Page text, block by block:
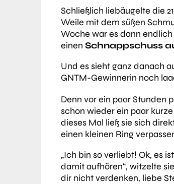
Schließlich liebäugelte die
Weile mit dem süßen
Woche war es dann
einen Schnappschuss
Und es sieht ganz danach
GNTM-Gewinnerin noch
Denn vor ein paar Stunden
schon wieder ein paar
dieses Mal ließ sie sich
einen kleinen Ring
„Ich bin so verliebt! Ok, es
damit aufhören“, witzelte
dir nicht verdenken, liebe